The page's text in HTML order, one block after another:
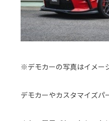
※デモカーの写真はイメー
デモカーやカスタマイズパ